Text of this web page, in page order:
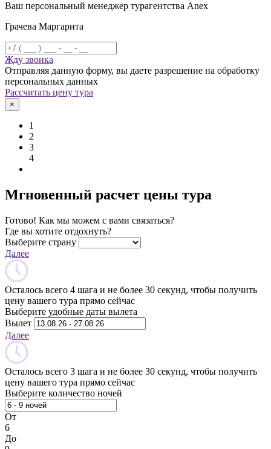
Ваш персональный менеджер турагентства Anex
Грачева Маргарита
Жду звонка
Отправляя данную форму, вы даете разрешение на обработку
персональных данных
Рассчитать цену тура
×
1
2
3
4
Мгновенный расчет цены тура
Готово! Как мы можем с вами связаться?
Где вы хотите отдохнуть?
Выберите страну
Далее
Осталось всего 4 шага и не более 30 секунд, чтобы получить
цену вашего тура прямо сейчас
Выберите удобные даты вылета
Вылет
Далее
Осталось всего 3 шага и не более 30 секунд, чтобы получить
цену вашего тура прямо сейчас
Выберите количество ночей
От
6
До